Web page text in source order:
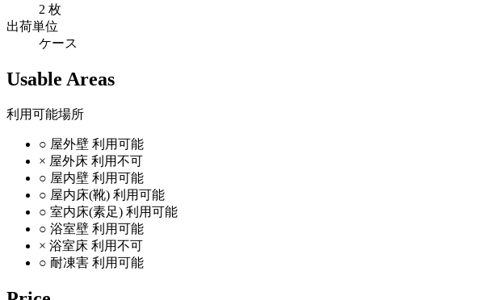
2 枚
出荷単位
ケース
Usable Areas
利用可能場所
○ 屋外壁 利用可能
× 屋外床 利用不可
○ 屋内壁 利用可能
○ 屋内床(靴) 利用可能
○ 室内床(素足) 利用可能
○ 浴室壁 利用可能
× 浴室床 利用不可
○ 耐凍害 利用可能